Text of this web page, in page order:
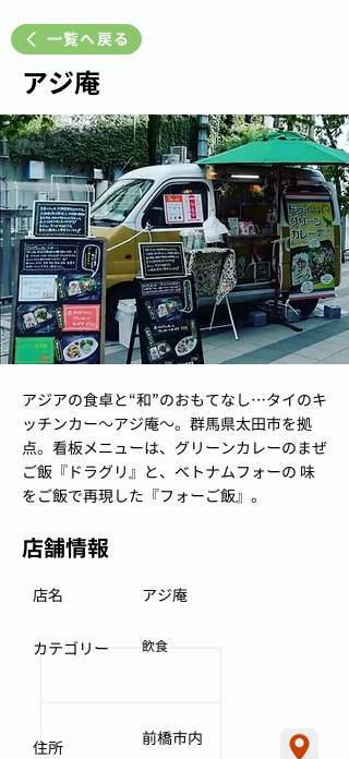
一覧へ戻る
アジ庵
アジアの食卓と“和”のおもてなし…タイのキ
ッチンカー～アジ庵～。群馬県太田市を拠
点。看板メニューは、グリーンカレーのまぜ
ご飯『ドラグリ』と、ベトナムフォーの 味
をご飯で再現した『フォーご飯』。
店舗情報
アジ庵
店名
飲食
カテゴリー
前橋市内
住所